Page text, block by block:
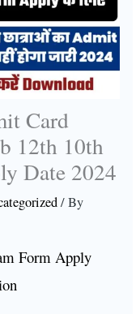
Card
12th 10th
Date 2024
/ By
Form Apply